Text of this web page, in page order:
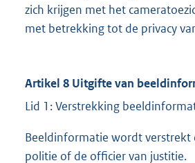
zich krijgen met het
met betrekking tot de privacy
Artikel 8 Uitgifte van
Lid 1: Verstrekking
Beeldinformatie wordt verstrekt
politie of de officier van justitie.